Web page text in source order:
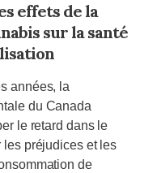
effets de la
sur la santé
années, la
du Canada
le retard dans le
préjudices et les
de